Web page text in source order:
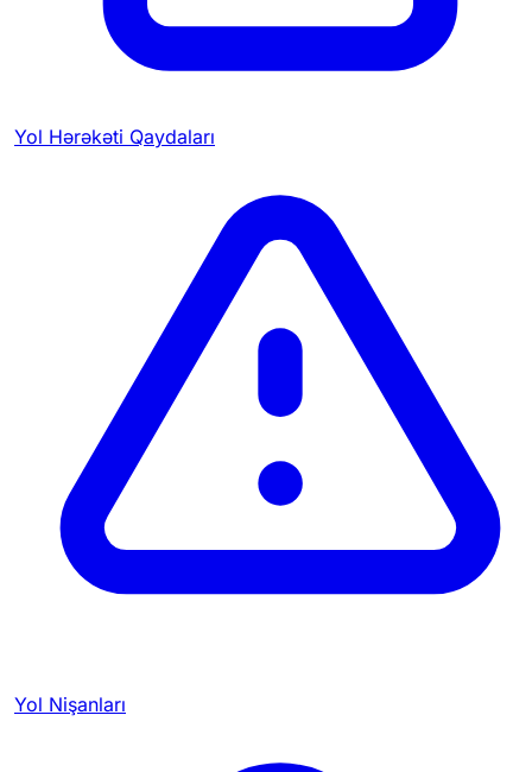
Yol Hərəkəti Qaydaları
Yol Nişanları